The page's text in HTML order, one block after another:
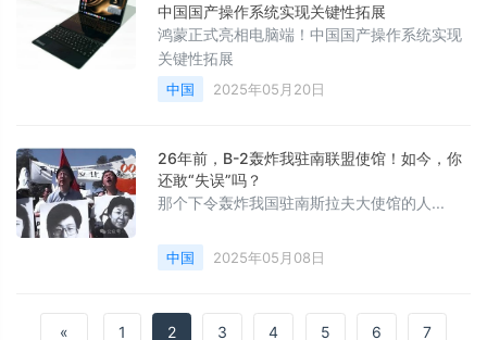
中国国产操作系统实现关键性拓展
鸿蒙正式亮相电脑端！中国国产操作系统实现
关键性拓展
中国 2025年05月20日
26年前，B-2轰炸我驻南联盟使馆！如今，你
还敢“失误”吗？
那个下令轰炸我国驻南斯拉夫大使馆的人...
中国 2025年05月08日
« 1 2 3 4 5 6 7